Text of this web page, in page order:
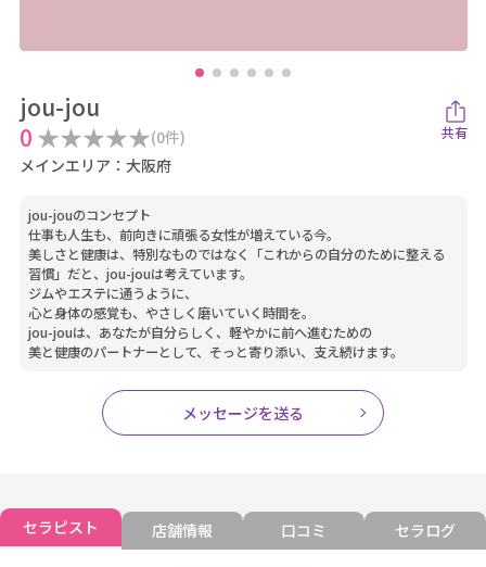
jou-jou
0 ★★★★★(0件)
メインエリア：大阪府
jou-jouのコンセプト
仕事も人生も、前向きに頑張る女性が増えている今。
美しさと健康は、特別なものではなく「これからの自分のために整える
習慣」だと、jou-jouは考えています。
ジムやエステに通うように、
心と身体の感覚も、やさしく磨いていく時間を。
jou-jouは、あなたが自分らしく、軽やかに前へ進むための
美と健康のパートナーとして、そっと寄り添い、支え続けます。
共有
メッセージを送る
セラピスト 店舗情報 口コミ セラログ